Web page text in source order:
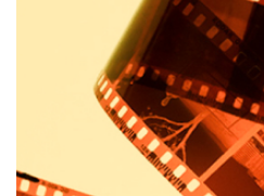
Багетная мастерская